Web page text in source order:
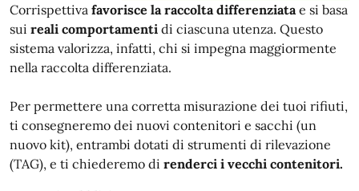
Corrispettiva favorisce la raccolta differenziata e si basa
sui reali comportamenti di ciascuna utenza. Questo
sistema valorizza, infatti, chi si impegna maggiormente
nella raccolta differenziata.
Per permettere una corretta misurazione dei tuoi rifiuti,
ti consegneremo dei nuovi contenitori e sacchi (un
nuovo kit), entrambi dotati di strumenti di rilevazione
(TAG), e ti chiederemo di renderci i vecchi contenitori.